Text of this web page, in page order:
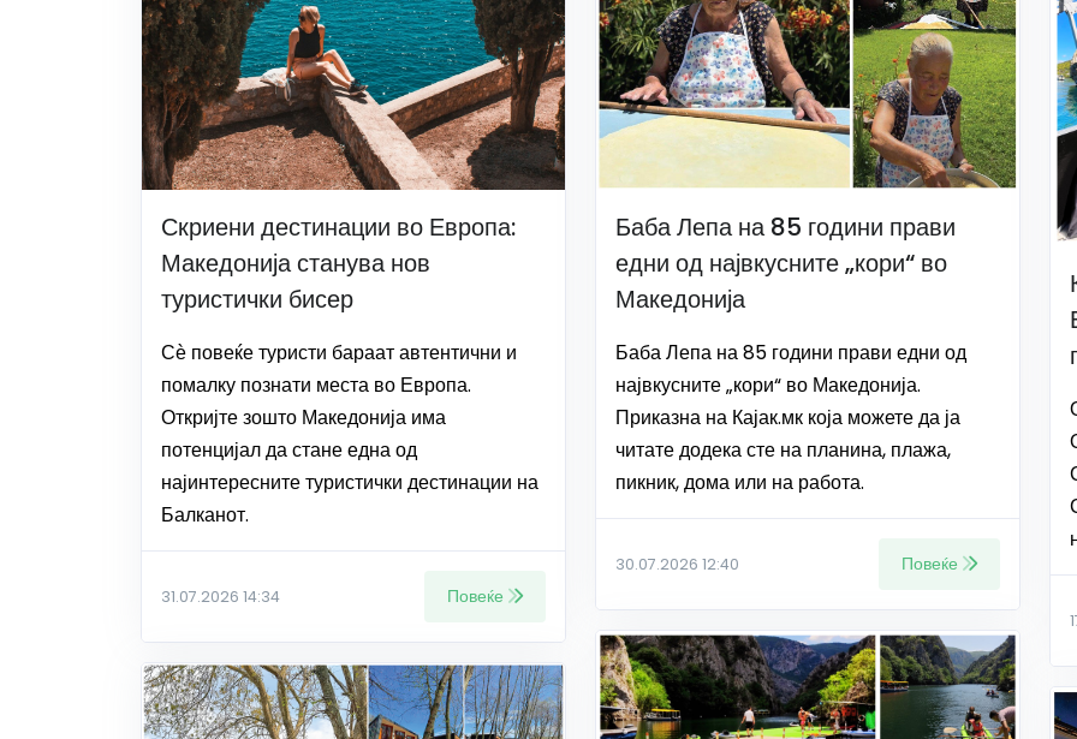
Скриени дестинации во Европа:
Македонија станува нов
туристички бисер
Сѐ повеќе туристи бараат автентични и
помалку познати места во Европа.
Откријте зошто Македонија има
потенцијал да стане една од
најинтересните туристички дестинации на
Балканот.
31.07.2026 14:34 Повеќе
Баба Лепа на 85 години прави
едни од највкусните „кори“ во
Македонија
Баба Лепа на 85 години прави едни од
највкусните „кори“ во Македонија.
Приказна на Кајак.мк која можете да ја
читате додека сте на планина, плажа,
пикник, дома или на работа.
30.07.2026 12:40 Повеќе